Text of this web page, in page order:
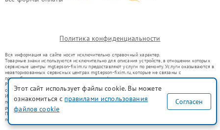
Политика конфиденциальности
Вся информация на сайте носит исключительно справочный характер.
Товарные знаки используются исключительно для описания устройств, в отношении которых
сервисные центры mgt.epson-fixim.ru предоставляют услуги по ремонту. Услуги оказываются в
неавторизованных сервисных центрах mgt.epson-fixim.ru, которые не связаны с
правообладателями товарных знаков или их официальными представителями.
Ремонт осуществляется для устройств, уже введенных в гражданский оборот в соответствии
со статьей 1487 ГК РФ.
Использование товарных знаков не преследует цели индивидуализации услуг или введения
потребителей в заблуждение, а служит для информирования о предоставляемых услугах по
ремонту техники указанных брендов.
Представленная на сайте информация не является публичной офертой, определяемой
положениями Статьи 437(2) Гражданского кодекса РФ
Этот сайт использует файлы cookie. Вы можете
ознакомиться с правилами использования
файлов cookie
Согласен